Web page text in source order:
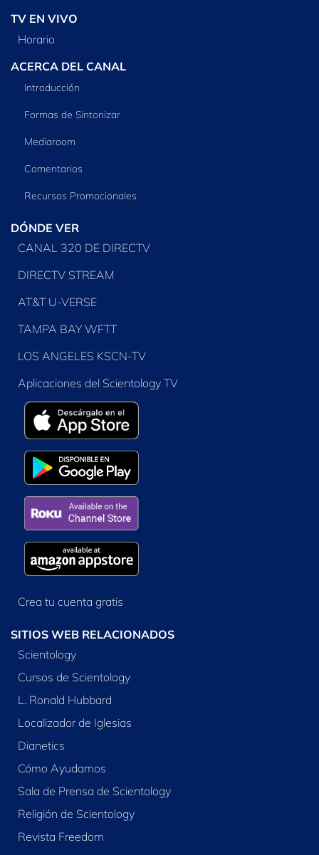
TV EN VIVO
Horario
ACERCA DEL CANAL
Introducción
Formas de Sintonizar
Mediaroom
Comentarios
Recursos Promocionales
DÓNDE VER
CANAL 320 DE DIRECTV
DIRECTV STREAM
AT&T U-VERSE
TAMPA BAY WFTT
LOS ANGELES KSCN-TV
Aplicaciones del Scientology TV
Crea tu cuenta gratis
SITIOS WEB RELACIONADOS
Scientology
Cursos de Scientology
L. Ronald Hubbard
Localizador de Iglesias
Dianetics
Cómo Ayudamos
Sala de Prensa de Scientology
Religión de Scientology
Revista Freedom